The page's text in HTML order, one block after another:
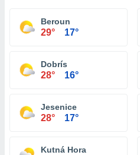
Beroun
29° 17°
Dobrís
28° 16°
Jesenice
28° 17°
Kutná Hora